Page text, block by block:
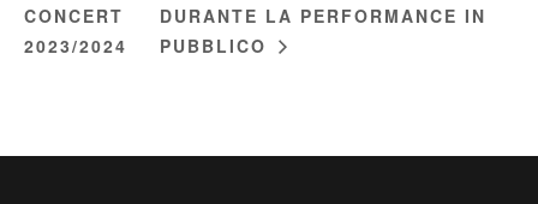
CONCERT
2023/2024
DURANTE LA PERFORMANCE IN
PUBBLICO